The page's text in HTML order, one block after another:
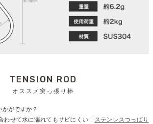
TENSION ROD
オススメ突っ張り棒
がですか？
わせて水に濡れてもサビにくい「 ステンレスつっぱり